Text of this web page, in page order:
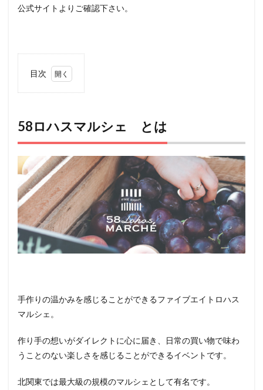
公式サイトよりご確認下さい。
目次
スマ
ルシ
ェ
2
アク
セス
3
イベ
ント
内容
（犬
猫）
ける
その
他の
ント
58ロハスマルシェ とは
手作りの温かみを感じることができるファイブエイトロハス
マルシェ。
作り手の想いがダイレクトに心に届き、日常の買い物で味わ
うことのない楽しさを感じることができるイベントです。
北関東では最大級の規模のマルシェとして有名です。